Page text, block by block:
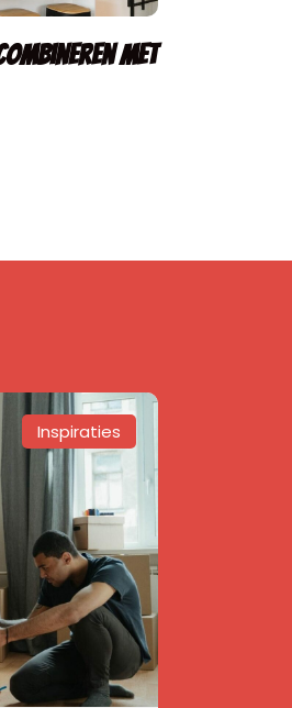
met
Inspiraties